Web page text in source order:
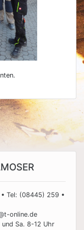
Tel: (08445) 259 •
online.de
Sa. 8-12 Uhr